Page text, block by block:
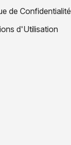
de Confidentialité
d'Utilisation